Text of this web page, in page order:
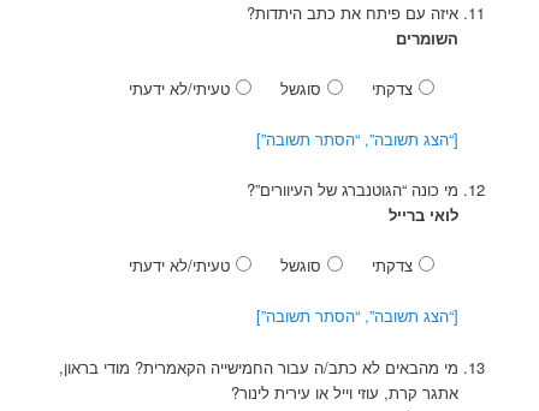
איזה עם פיתח את כתב היתדות?
השומרים
צדקתי סוגשל טעיתי/לא ידעתי
[“הצג תשובה”, “הסתר תשובה”]
מי כונה “הגוטנברג של העיוורים”?
לואי ברייל
צדקתי סוגשל טעיתי/לא ידעתי
[“הצג תשובה”, “הסתר תשובה”]
מי מהבאים לא כתב/ה עבור החמישייה הקאמרית? מודי בראון,
אתגר קרת, עוזי וייל או עירית לינור?